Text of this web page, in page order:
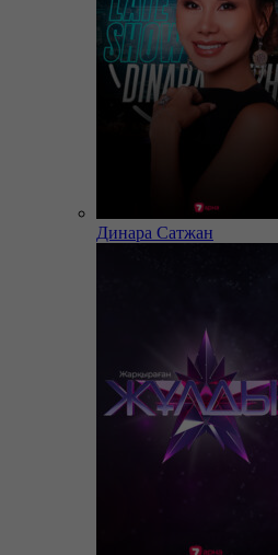
Динара Сатжан